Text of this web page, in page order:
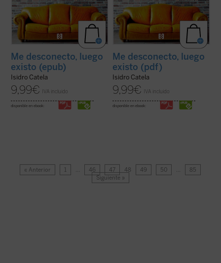
Me desconecto, luego
existo (epub)
Isidro Catela
9,99€ IVA incluido
disponible en ebook:
Me desconecto, luego
existo (pdf)
Isidro Catela
9,99€ IVA incluido
disponible en ebook:
« Anterior 1 … 46 47 48 49 50 …
85
Siguiente »